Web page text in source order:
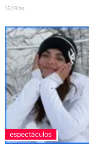
16:19 hs
espectáculos